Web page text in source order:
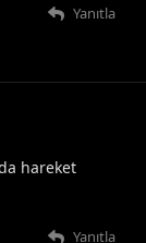
Yanıtla
hareket
Yanıtla